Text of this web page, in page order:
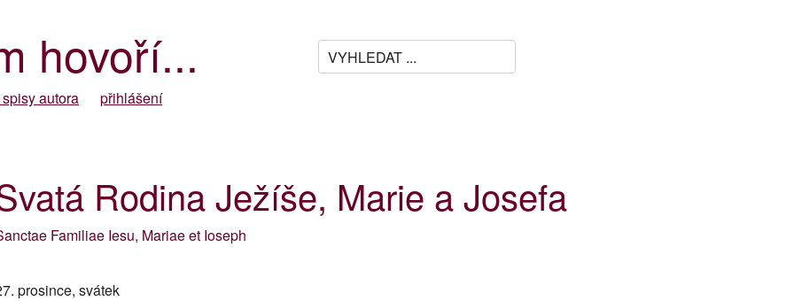
hovoří...
autora přihlášení
Rodina Ježíše, Marie a Josefa
Familiae Iesu, Mariae et Ioseph
prosince, svátek